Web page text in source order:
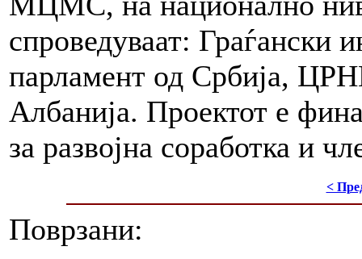
спроведуваат: Граѓански
парламент од Србија,
Албанија. Проектот е
за развојна соработка и
<
Поврзани: